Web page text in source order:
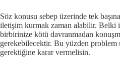
Söz konusu sebep üzerinde tek
iletişim kurmak zaman alabilir. Belki
birbirinize kötü davranmadan
gerekebilecektir. Bu yüzden problem
gerektiğine karar vermelisin.